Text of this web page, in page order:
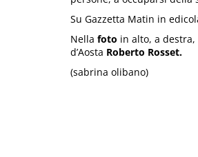
Su Gazzetta Matin in
Nella foto in alto, a
d’Aosta Roberto Rosset.
(sabrina olibano)